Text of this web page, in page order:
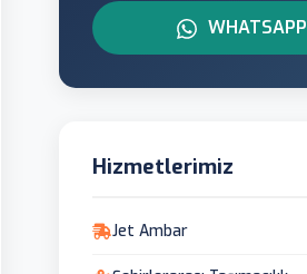
WHATSAPP
Hizmetlerimiz
Jet Ambar